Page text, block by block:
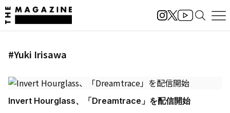
#Yuki Irisawa
Invert Hourglass、「Dreamtrace」を配信開始